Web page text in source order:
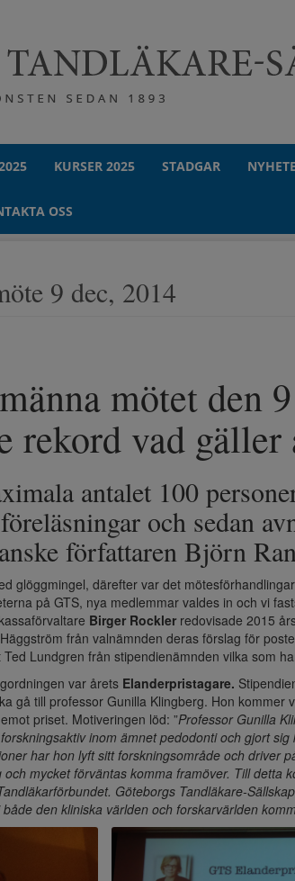
KURSER 2025 STADGAR
OSS
9 dec, 2014
mötet den
rekord vad gäller
antalet 100
och sedan
författaren Björn
glöggmingel, därefter var det
på GTS, nya medlemmar valdes in och vi
Birger Rocklerredovisade 2015
från valnämnden deras förslag för
Lundgren från stipendienämnden vilka som
var årets Elanderpristagare.
gå till professor Gunilla Klingberg. Hon
priset. Motiveringen löd: ”Professor Gunilla
inom ämnet pedodonti och gjort
har hon lyft sitt forskningsområde och driver
mycket förväntas komma framöver. Till detta
Göteborgs Tandläkare-
den kliniska världen och forskarvärlden